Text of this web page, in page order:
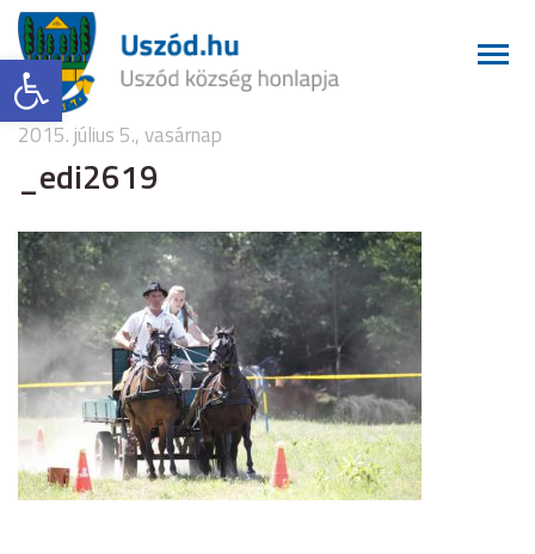
Eszköztár megnyitása
2015. július 5., vasárnap
_edi2619